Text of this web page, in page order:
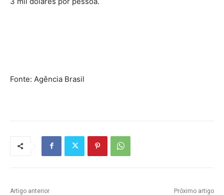
Fonte: Agência Brasil
Artigo anterior Próximo artigo